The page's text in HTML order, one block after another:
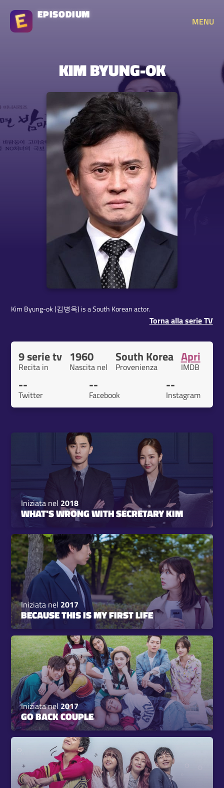
EPISODIUM
MENU
KIM BYUNG-OK
Kim Byung-ok (김병옥) is a South Korean actor.
Torna alla serie TV
9 serie tv
Recita in
1960
Nascita nel
South Korea
Provenienza
Apri
IMDB
--
Twitter
--
Facebook
--
Instagram
Iniziata nel 2018
WHAT'S WRONG WITH SECRETARY KIM
Iniziata nel 2017
BECAUSE THIS IS MY FIRST LIFE
Iniziata nel2017
GO BACK COUPLE